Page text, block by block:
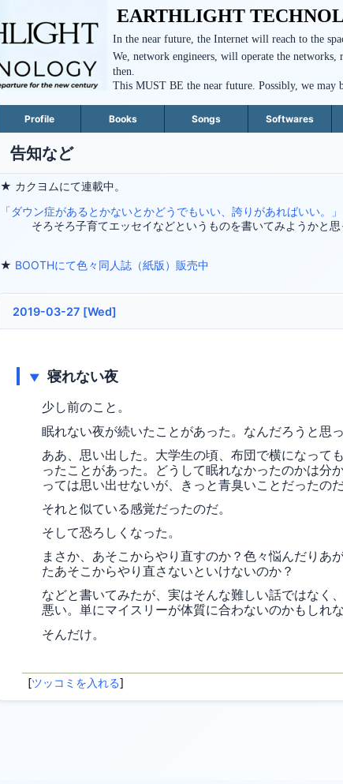
EARTHLIGHT
In the near future, the Internet will reach to the
We, network engineers, will operate the
then.
This MUST BE the near future. Possibly, we may
Profile Books Songs Softwares
告知など
★ カクヨムにて連載中。
「ダウン症があるとかないとかどうでもいい、誇りがあればいい。」
そろそろ子育てエッセイなどというものを書いてみようかと思
★ BOOTHにて色々同人誌（紙版）販売中
2019-03-27 [Wed]
▼ 寝れない夜
少し前のこと。
眠れない夜が続いたことがあった。なんだろうと思
ああ、思い出した。大学生の頃、布団で横になって
ったことがあった。どうして眠れなかったのかは分
っては思い出せないが、きっと青臭いことだったの
それと似ている感覚だったのだ。
そして恐ろしくなった。
まさか、あそこからやり直すのか？色々悩んだりあ
たあそこからやり直さないといけないのか？
などと書いてみたが、実はそんな難しい話ではなく
悪い。単にマイスリーが体質に合わないのかもしれ
そんだけ。
[ツッコミを入れる]